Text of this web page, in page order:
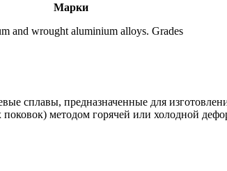
Марки
and wrought aluminium alloys. Grades
сплавы, предназначенные для
методом горячей или холодной